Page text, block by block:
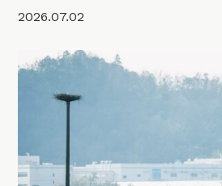
2026.07.02